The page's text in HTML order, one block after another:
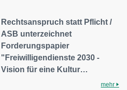
Rechtsanspruch statt Pflicht /
ASB unterzeichnet
Forderungspapier
"Freiwilligendienste 2030 -
Vision für eine Kultur…
mehr